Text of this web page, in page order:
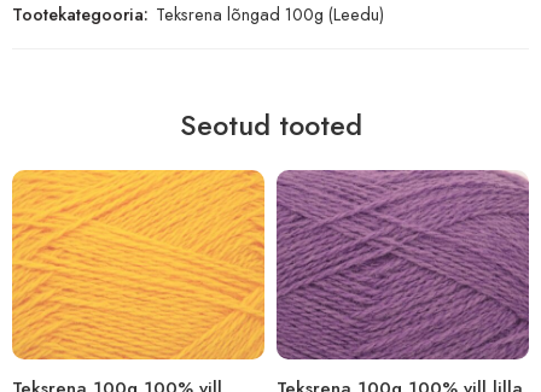
Tootekategooria: Teksrena lõngad 100g (Leedu)
Seotud tooted